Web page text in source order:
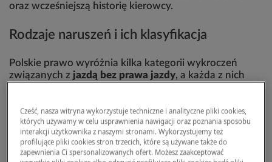
oraz wcześniejszą historię kierowcy.
Rodzaje naruszeń i ich klasyfikacja
Polskie prawo wyróżnia kilka kategorii wykroczeń
związanych z jazdą bez prawa jazdy, a każda z nich
może się znacząco różnić w zależności od konkretnej
sytuacji.
Prowadzenie pojazdu bez prawa jazdy, gdy
Cześć, nasza witryna wykorzystuje techniczne i analityczne pliki cookies,
których używamy w celu usprawnienia nawigacji oraz poznania sposobu
interakcji użytkownika z naszymi stronami. Wykorzystujemy też
profilujące pliki cookies stron trzecich, które są używane także do
zapewnienia Ci spersonalizowanych ofert. Możesz zaakceptować